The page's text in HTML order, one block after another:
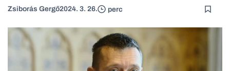
Zsiborás Gergő2024. 3. 26. perc